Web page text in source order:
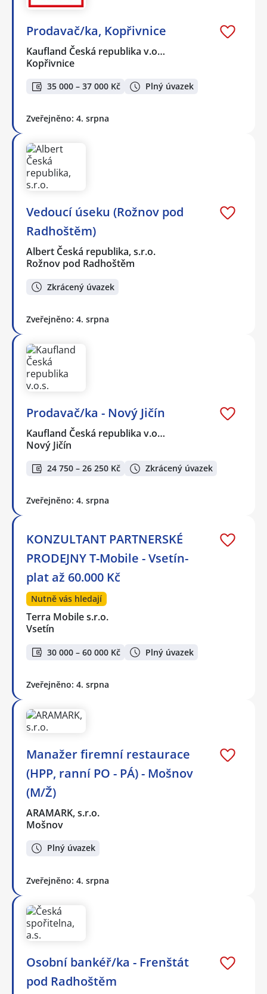
Prodavač/ka, Kopřivnice
Kaufland Česká republika v.o…
Kopřivnice
35 000 – 37 000 Kč Plný úvazek
Zveřejněno: 4. srpna
Vedoucí úseku (Rožnov pod
Radhoštěm)
Albert Česká republika, s.r.o.
Rožnov pod Radhoštěm
Zkrácený úvazek
Zveřejněno: 4. srpna
Prodavač/ka - Nový Jičín
Kaufland Česká republika v.o…
Nový Jičín
24 750 – 26 250 Kč Zkrácený úvazek
Zveřejněno: 4. srpna
KONZULTANT PARTNERSKÉ
PRODEJNY T-Mobile - Vsetín-
plat až 60.000 Kč
Nutně vás hledají
Terra Mobile s.r.o.
Vsetín
30 000 – 60 000 Kč Plný úvazek
Zveřejněno: 4. srpna
Manažer firemní restaurace
(HPP, ranní PO - PÁ) - Mošnov
(M/Ž)
ARAMARK, s.r.o.
Mošnov
Plný úvazek
Zveřejněno: 4. srpna
Osobní bankéř/ka - Frenštát
pod Radhoštěm